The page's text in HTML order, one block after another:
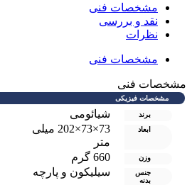
مشخصات فنی
نقد و بررسی
نظرات
مشخصات فنی
فنی
مشخصات فیزیکی
برند شیائومی
ابعاد
73×73×202 میلی
متر
وزن 660 گرم
جنس
بدنه
سیلیکون و پارچه